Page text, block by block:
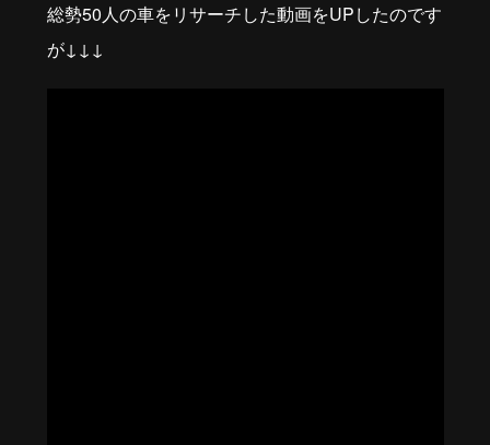
総勢50人の車をリサーチした動画をUPしたのです
が↓↓↓